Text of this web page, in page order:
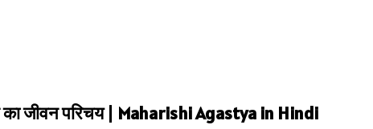
जीवन परिचय | Maharishi Agastya in Hindi